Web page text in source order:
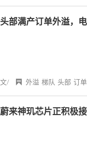
头部满产订单外溢，
文/ 外溢 梯队 头部 订单
蔚来神玑芯片正积极